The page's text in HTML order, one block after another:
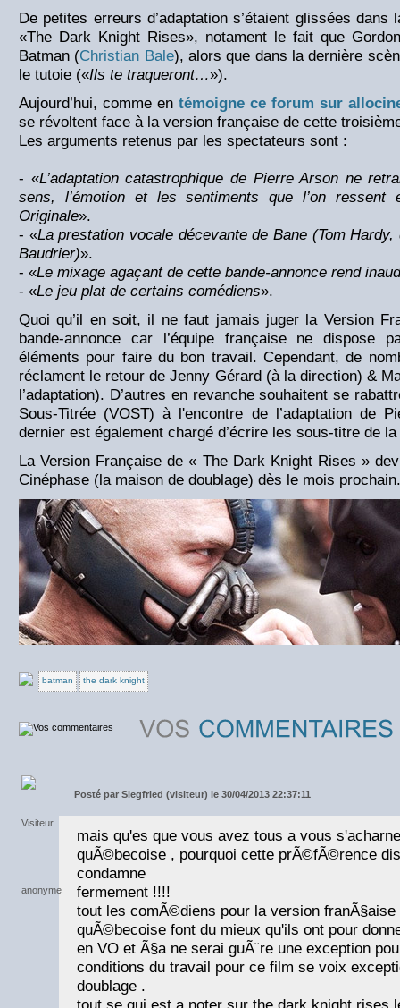
De petites erreurs d’adaptation s’étaient glissées dans
«The Dark Knight Rises», notament le fait que
Batman (Christian Bale), alors que dans la dernière
le tutoie («Ils te traqueront…»).
Aujourd’hui, comme entémoigne ce forum sur
se révoltent face à la version française de cette
Les arguments retenus par les spectateurs sont :
- «L’adaptation catastrophique de Pierre Arson ne
sens, l’émotion et les sentiments que l’on ressent
Originale».
- «La prestation vocale décevante de Bane (Tom
Baudrier)».
- «Le mixage agaçant de cette bande-annonce rend
- «Le jeu plat de certains comédiens».
Quoi qu’il en soit, il ne faut jamais juger la Version
bande-annonce car l’équipe française ne dispose
éléments pour faire du bon travail. Cependant, de
réclament le retour de Jenny Gérard (à la direction) &
l’adaptation). D’autres en revanche souhaitent se
Sous-Titrée (VOST) à l'encontre de l’adaptation de
dernier est également chargé d’écrire les sous-titre de
La Version Française de « The Dark Knight Rises »
Cinéphase (la maison de doublage) dès le mois prochain.
batman the dark knight
Posté par Siegfried (visiteur) le 30/04/2013 22:37:11
mais qu'es que vous avez tous a vous
quÃ©becoise , pourquoi cette prÃ©fÃ©rence
condamne
fermement !!!!
tout les comÃ©diens pour la version franÃ§aise
quÃ©becoise font du mieux qu'ils ont pour
en VO et Ã§a ne serai guÃ¨re une exception
conditions du travail pour ce film se voix
doublage .
tout se qui est a noter sur the dark knight rises